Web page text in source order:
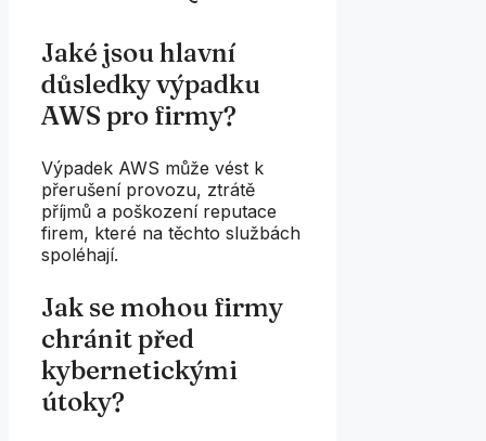
Jaké jsou hlavní
důsledky výpadku
AWS pro firmy?
Výpadek AWS může vést k
přerušení provozu, ztrátě
příjmů a poškození reputace
firem, které na těchto službách
spoléhají.
Jak se mohou firmy
chránit před
kybernetickými
útoky?